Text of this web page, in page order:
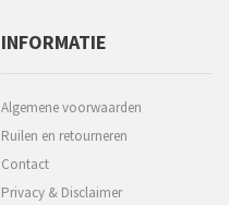
INFORMATIE
Algemene voorwaarden
Ruilen en retourneren
Contact
Privacy & Disclaimer